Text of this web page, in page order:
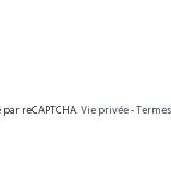
reCAPTCHA.Vie privée-Termes